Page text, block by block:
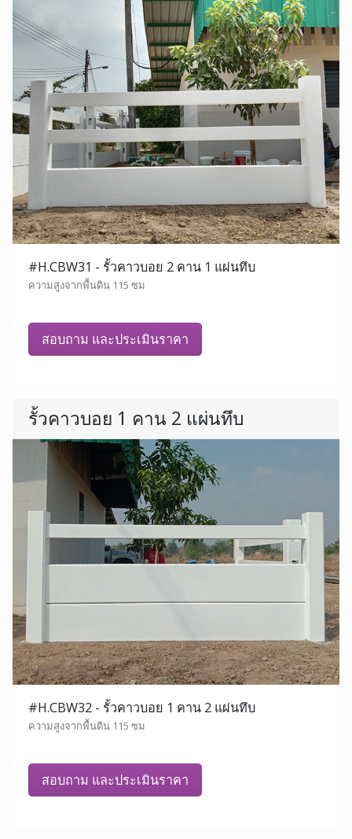
#H.CBW31 - รั้วคาวบอย 2 คาน 1 แผ่นทึบ
ความสูงจากพื้นดิน 115 ซม
สอบถาม และประเมินราคา
รั้วคาวบอย 1 คาน 2 แผ่นทึบ
#H.CBW32 - รั้วคาวบอย 1 คาน 2 แผ่นทึบ
ความสูงจากพื้นดิน 115 ซม
สอบถาม และประเมินราคา